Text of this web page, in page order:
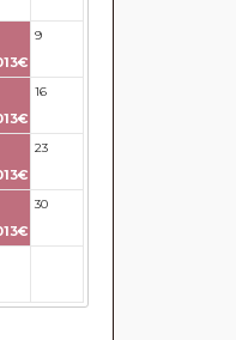
9
16
23
30